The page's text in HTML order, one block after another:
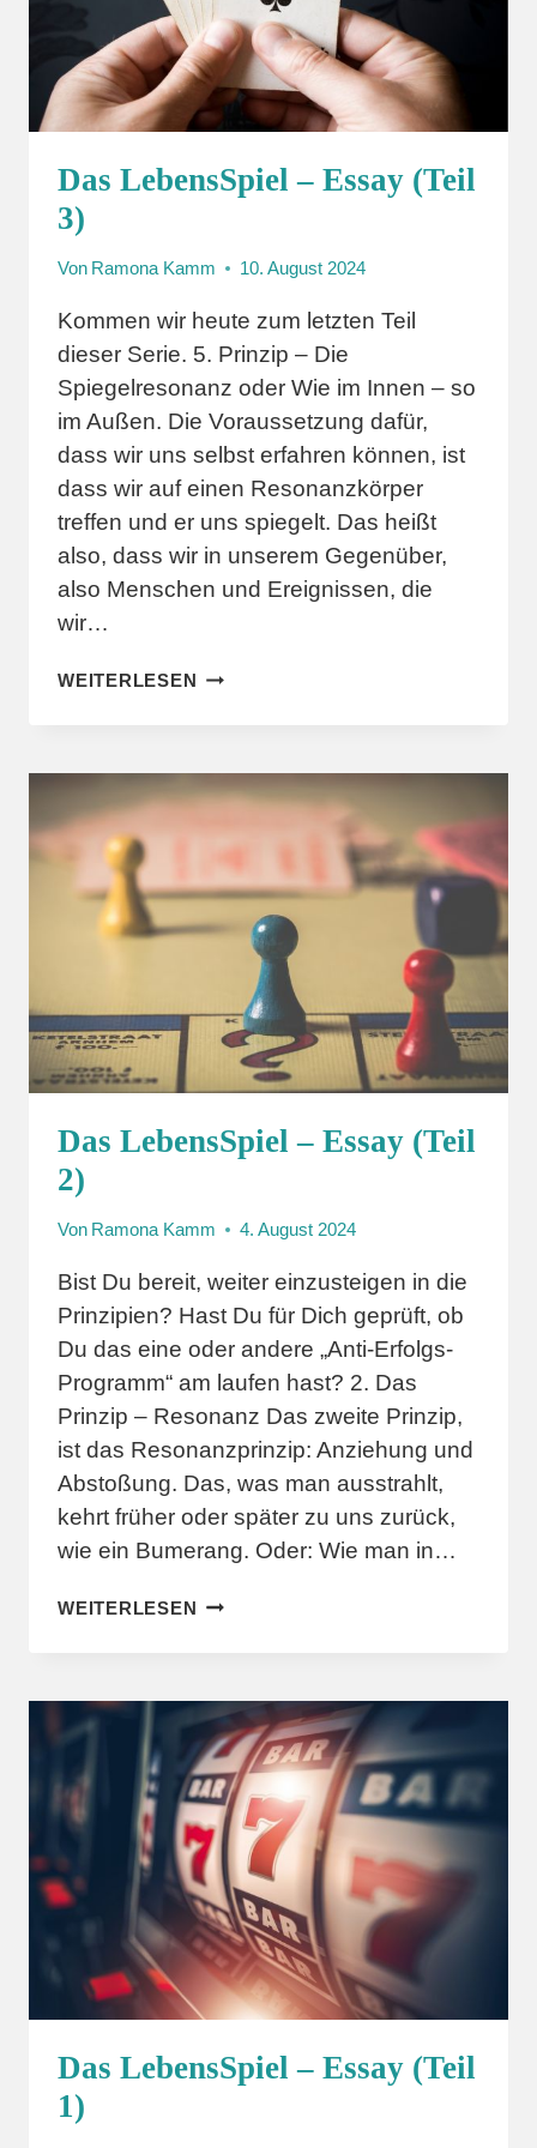
Das LebensSpiel – Essay (Teil
3)
Von Ramona Kamm 10. August 2024
Kommen wir heute zum letzten Teil
dieser Serie. 5. Prinzip – Die
Spiegelresonanz oder Wie im Innen – so
im Außen. Die Voraussetzung dafür,
dass wir uns selbst erfahren können, ist
dass wir auf einen Resonanzkörper
treffen und er uns spiegelt. Das heißt
also, dass wir in unserem Gegenüber,
also Menschen und Ereignissen, die
wir…
WEITERLESEN DAS
(TEIL
3)
Das LebensSpiel – Essay (Teil
2)
Von Ramona Kamm 4. August 2024
Bist Du bereit, weiter einzusteigen in die
Prinzipien? Hast Du für Dich geprüft, ob
Du das eine oder andere „Anti-Erfolgs-
Programm“ am laufen hast? 2. Das
Prinzip – Resonanz Das zweite Prinzip,
ist das Resonanzprinzip: Anziehung und
Abstoßung. Das, was man ausstrahlt,
kehrt früher oder später zu uns zurück,
wie ein Bumerang. Oder: Wie man in…
WEITERLESEN DAS
(TEIL
2)
Das LebensSpiel – Essay (Teil
1)